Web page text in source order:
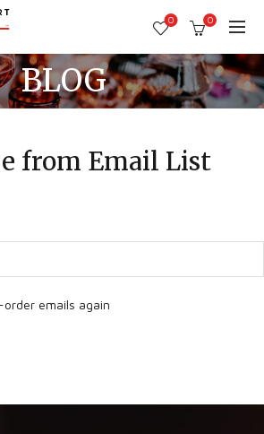
0 0
BLOG
from Email List
emails again